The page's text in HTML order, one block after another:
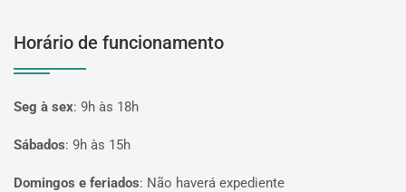
Horário de funcionamento
Seg à sex: 9h às 18h
Sábados: 9h às 15h
Domingos e feriados: Não haverá expediente